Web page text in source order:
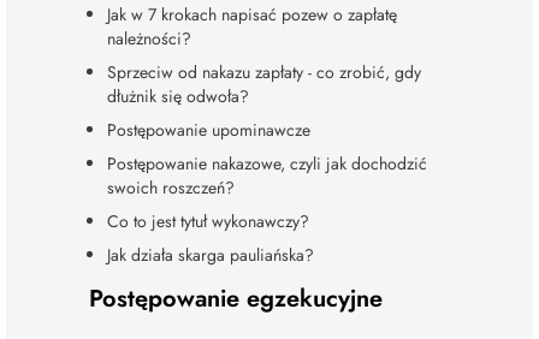
Jak w 7 krokach napisać pozew o zapłatę
należności?
Sprzeciw od nakazu zapłaty - co zrobić, gdy
dłużnik się odwoła?
Postępowanie upominawcze
Postępowanie nakazowe, czyli jak dochodzić
swoich roszczeń?
Co to jest tytuł wykonawczy?
Jak działa skarga pauliańska?
Postępowanie egzekucyjne